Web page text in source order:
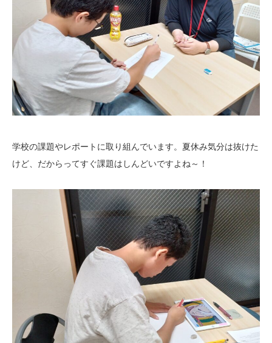
学校の課題やレポートに取り組んでいます。夏休み気分は抜けた
けど、だからってすぐ課題はしんどいですよね～！